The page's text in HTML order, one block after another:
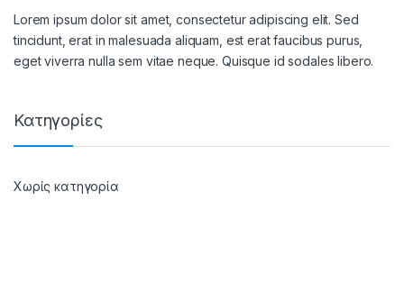
Lorem ipsum dolor sit amet, consectetur adipiscing elit. Sed
tincidunt, erat in malesuada aliquam, est erat faucibus purus,
eget viverra nulla sem vitae neque. Quisque id sodales libero.
Κατηγορίες
Χωρίς κατηγορία